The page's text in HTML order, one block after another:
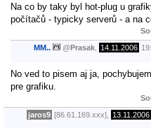
Na co by taky byl hot-plug u
počítačů - typicky serverů - a na
MM.. @Prasak 14.11.2006
No ved to pisem aj ja,
pre grafiku.
jaros9 [86.61.169.xxx], 13.11.2006